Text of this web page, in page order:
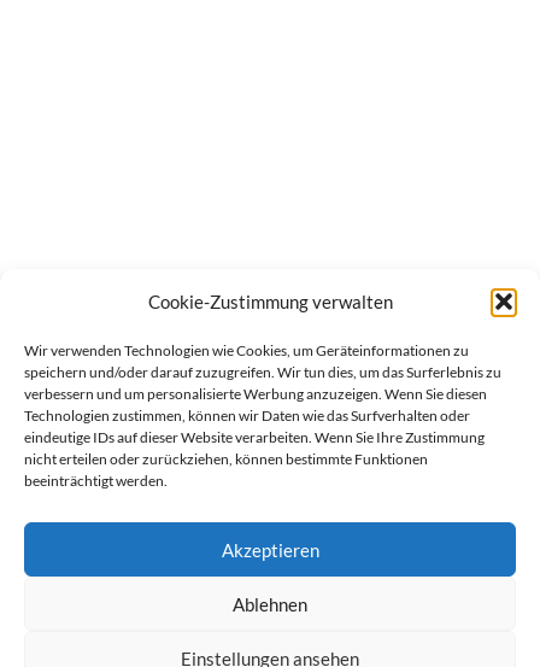
Cookie-Zustimmung verwalten
Wir verwenden Technologien wie Cookies, um Geräteinformationen zu
speichern und/oder darauf zuzugreifen. Wir tun dies, um das Surferlebnis zu
verbessern und um personalisierte Werbung anzuzeigen. Wenn Sie diesen
Technologien zustimmen, können wir Daten wie das Surfverhalten oder
eindeutige IDs auf dieser Website verarbeiten. Wenn Sie Ihre Zustimmung
nicht erteilen oder zurückziehen, können bestimmte Funktionen
beeinträchtigt werden.
Akzeptieren
Ablehnen
Einstellungen ansehen